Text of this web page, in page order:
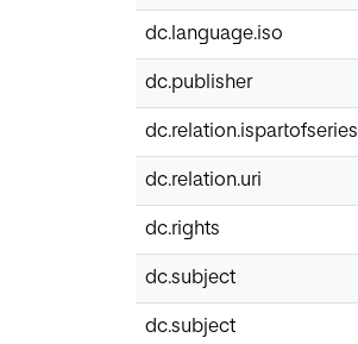
dc.language.iso
dc.publisher
dc.relation.ispartofseries
dc.relation.uri
dc.rights
dc.subject
dc.subject